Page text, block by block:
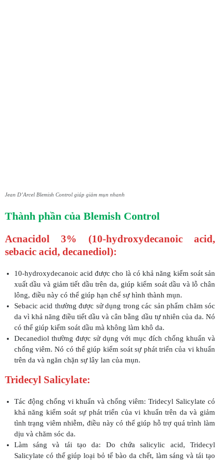
Jean D’Arcel Blemish Control giúp giảm mụn nhanh
Thành phần của Blemish Control
Acnacidol 3% (10-hydroxydecanoic acid,
sebacic acid, decanediol):
10-hydroxydecanoic acid được cho là có khả năng kiểm soát sản
xuất dầu và giảm tiết dầu trên da, giúp kiểm soát dầu và lỗ chân
lông, điều này có thể giúp hạn chế sự hình thành mụn.
Sebacic acid thường được sử dụng trong các sản phẩm chăm sóc
da vì khả năng điều tiết dầu và cân bằng dầu tự nhiên của da. Nó
có thể giúp kiểm soát dầu mà không làm khô da.
Decanediol thường được sử dụng với mục đích chống khuẩn và
chống viêm. Nó có thể giúp kiểm soát sự phát triển của vi khuẩn
trên da và ngăn chặn sự lây lan của mụn.
Tridecyl Salicylate:
Tác động chống vi khuẩn và chống viêm: Tridecyl Salicylate có
khả năng kiểm soát sự phát triển của vi khuẩn trên da và giảm
tình trạng viêm nhiễm, điều này có thể giúp hỗ trợ quá trình làm
dịu và chăm sóc da.
Làm sáng và tái tạo da: Do chứa salicylic acid, Tridecyl
Salicylate có thể giúp loại bỏ tế bào da chết, làm sáng và tái tạo